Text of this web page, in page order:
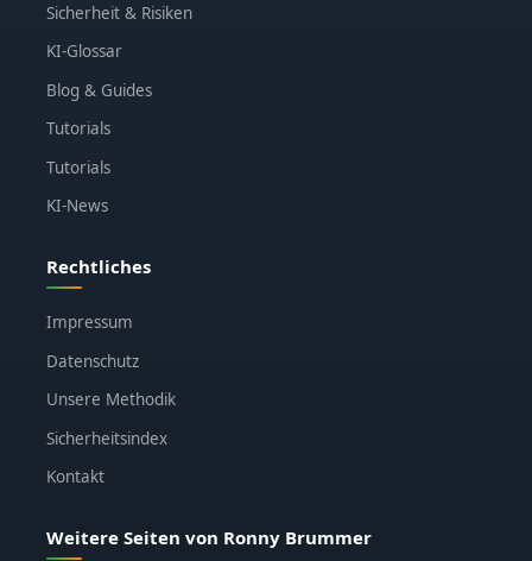
Sicherheit & Risiken
KI-Glossar
Blog & Guides
Tutorials
Tutorials
KI-News
Rechtliches
Impressum
Datenschutz
Unsere Methodik
Sicherheitsindex
Kontakt
Weitere Seiten von Ronny Brummer